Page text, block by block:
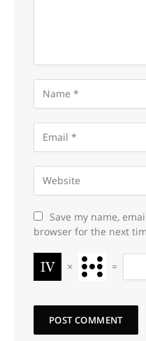
Save my name,
browser for the next
× =